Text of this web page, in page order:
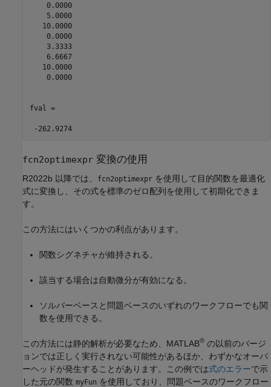
    0.0000
    5.0000
   10.0000
    0.0000
    3.3333
    6.6667
   10.0000
    0.0000
fval =
-262.9274
fcn2optimexpr 変換の使用
R2022b 以降では、 fcn2optimexpr を使用して目的関数を最適化
式に変換し、その式を標準のゼロ配列を使用して初期化できま
す。
この方法にはいくつかの利点があります。
関数シグネチャが維持される。
該当する場合は自動微分が有効になる。
ソルバーベースと問題ベースのいずれのワークフローでも関
数を使用できる。
この方法には静的解析が必要なため、MATLAB® の以前のバージ
ョンでは正しく実行されない可能性があるほか、わずかなオーバ
ーヘッドが発生することがあります。この例では式のエラーで示
した元の関数 myFun を使用しており、問題ベースのワークフロー